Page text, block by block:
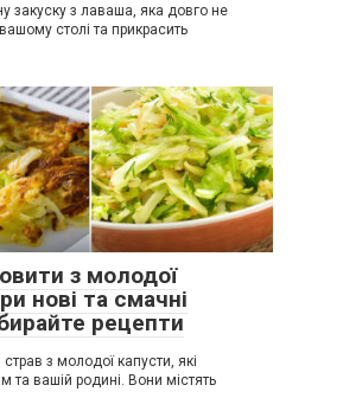
закуску з лаваша, яка довго не
столі та прикрасить
з молодої
нові та смачні
рецепти
страв з молодої капусти, які
та вашій родині. Вони містять